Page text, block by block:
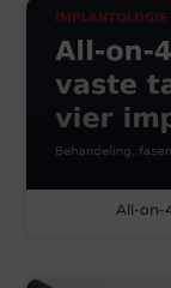
All-on-